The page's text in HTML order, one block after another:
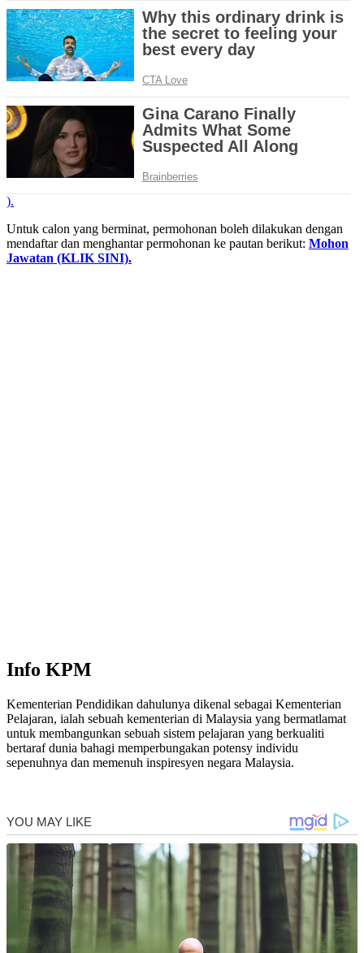
).
Untuk calon yang berminat, permohonan boleh dilakukan dengan
mendaftar dan menghantar permohonan ke pautan berikut: Mohon
Jawatan (KLIK SINI).
Info KPM
Kementerian Pendidikan dahulunya dikenal sebagai Kementerian
Pelajaran, ialah sebuah kementerian di Malaysia yang bermatlamat
untuk membangunkan sebuah sistem pelajaran yang berkualiti
bertaraf dunia bahagi memperbungakan potensy individu
sepenuhnya dan memenuh inspiresyen negara Malaysia.